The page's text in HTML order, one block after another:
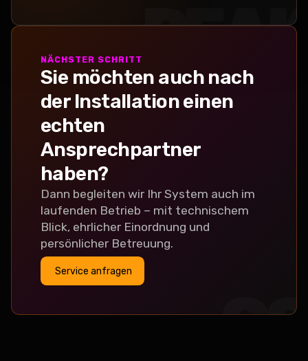
PEAK
GO
NÄCHSTER SCHRITT
Sie möchten auch nach
der Installation einen
echten
Ansprechpartner
haben?
Dann begleiten wir Ihr System auch im
laufenden Betrieb – mit technischem
Blick, ehrlicher Einordnung und
persönlicher Betreuung.
Service anfragen